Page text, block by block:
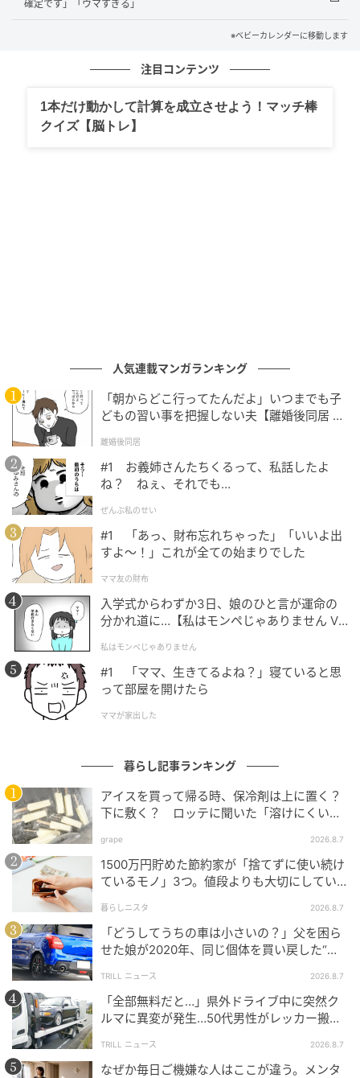
渡しする場合がございます。
ベビーカレンダー
映画の世界から飛び出してきたような、立体フィギュ
アのおもちゃです。
ベビーカレンダー
マリオ、ヨッシー、ロゼッタなどおなじみの人気キャ
ラクターはもちろん、カエルルイージやクッパ Jr.、キ
ャサリンも登場し、並べるだけでもにぎやかで楽しい
ラインナップです。
確定です」「ウマすぎる」
※ベビーカレンダーに移動します
注目コンテンツ
1本だけ動かして計算を成立させよう！マッチ棒
クイズ【脳トレ】
人気連載マンガランキング
「朝からどこ行ってたんだよ」いつまでも子
どもの習い事を把握しない夫【離婚後同居 Vo
離婚後同居
#1 お義姉さんたちくるって、私話したよ
ね？ ねぇ、それでも…
ぜんぶ私のせい
#1 「あっ、財布忘れちゃった」「いいよ出
すよ〜！」これが全ての始まりでした
ママ友の財布
入学式からわずか3日、娘のひと言が運命の
分かれ道に…【私はモンペじゃありません Vo
私はモンペじゃありません
#1 「ママ、生きてるよね？」寝ていると思
って部屋を開けたら
ママが家出した
暮らし記事ランキング
アイスを買って帰る時、保冷剤は上に置く？
下に敷く？ ロッテに聞いた「溶けにくい持
grape 2026.8.7
1500万円貯めた節約家が「捨てずに使い続け
ているモノ」3つ。値段よりも大切にしてい
暮らしニスタ 2026.8.7
「どうしてうちの車は小さいの？」父を困ら
せた娘が2020年、同じ個体を買い戻した“意
TRILL ニュース 2026.8.7
「全部無料だと…」県外ドライブ中に突然ク
ルマに異変が発生…50代男性がレッカー搬送
TRILL ニュース 2026.8.7
なぜか毎日ご機嫌な人はここが違う。メンタ